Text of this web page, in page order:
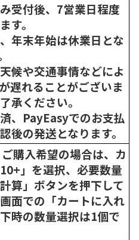
受付後、7営業日程度
す。
年末年始は休業日とな
候や交通事情などによ
遅れることがございま
承ください。
、PayEasyでのお支払
後の発送となります。
購入希望の場合は、カ
」を選択、必要数量
算」ボタンを押下して
面での「カートに入れ
時の数量選択は1個で